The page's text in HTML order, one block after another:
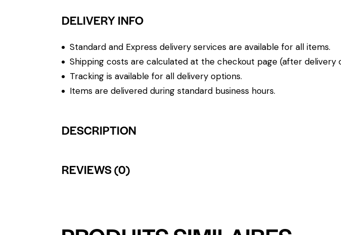
DELIVERY INFO
Standard and Express delivery services are available for all items.
Shipping costs are calculated at the checkout page (after delivery
Tracking is available for all delivery options.
Items are delivered during standard business hours.
DESCRIPTION
REVIEWS (0)